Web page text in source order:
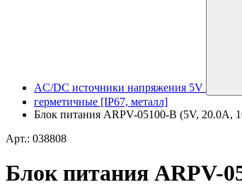
AC/DC источники напряжения 5V
герметичные [IP67, металл]
Блок питания ARPV-05100-B (5V, 20.0A,
Арт.: 038808
Блок питания ARPV-